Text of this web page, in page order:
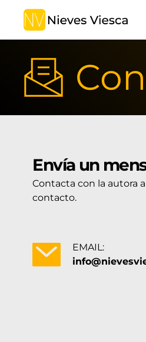
Envía un
Contacta con la autora
contacto.
EMAIL: